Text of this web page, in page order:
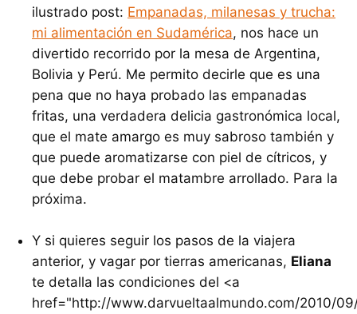
ilustrado post: Empanadas, milanesas y trucha:
mi alimentación en Sudamérica, nos hace un
divertido recorrido por la mesa de Argentina,
Bolivia y Perú. Me permito decirle que es una
pena que no haya probado las empanadas
fritas, una verdadera delicia gastronómica local,
que el mate amargo es muy sabroso también y
que puede aromatizarse con piel de cítricos, y
que debe probar el matambre arrollado. Para la
próxima.
Y si quieres seguir los pasos de la viajera
anterior, y vagar por tierras americanas, Eliana
te detalla las condiciones del <a
href="http://www.darvueltaalmundo.com/2010/